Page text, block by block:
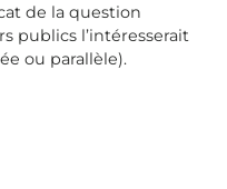
de la question
publics l’intéresserait
ou parallèle).